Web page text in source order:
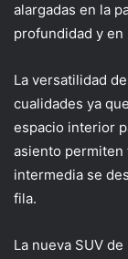
alargadas en la
profundidad y
La versatilidad
cualidades ya
espacio interior
asiento permiten
intermedia se
fila.
La nueva SUV